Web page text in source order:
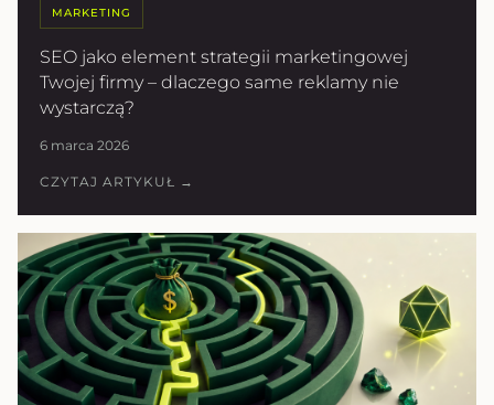
MARKETING
SEO jako element strategii marketingowej
Twojej firmy – dlaczego same reklamy nie
wystarczą?
6 marca 2026
CZYTAJ ARTYKUŁ →